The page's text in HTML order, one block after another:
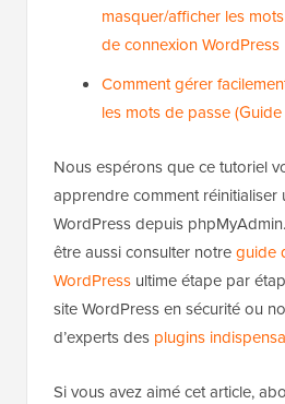
masquer/afficher les
de connexion WordPress
Comment gérer
les mots de passe
Nous espérons que ce tutoriel
apprendre comment réinitialiser
WordPress depuis
être aussi consulter notreguide
WordPress ultime étape par
site WordPress en sécurité ou
d’experts des plugins
Si vous avez aimé cet article,